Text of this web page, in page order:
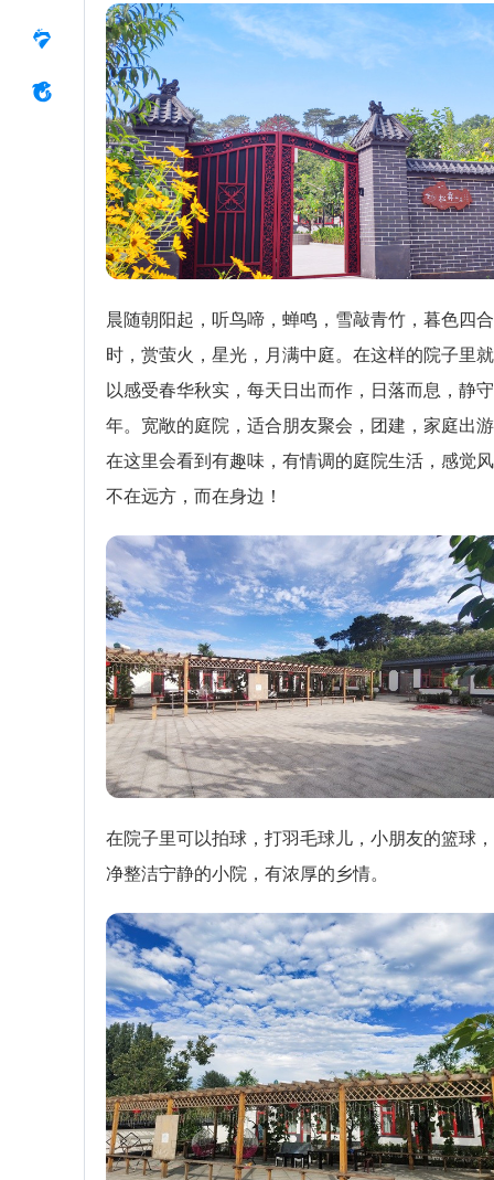
晨随朝阳起，听鸟啼，蝉鸣，雪敲青竹，暮色四合
时，赏萤火，星光，月满中庭。在这样的院子里
以感受春华秋实，每天日出而作，日落而息，静
年。宽敞的庭院，适合朋友聚会，团建，家庭出
在这里会看到有趣味，有情调的庭院生活，感觉
不在远方，而在身边！
在院子里可以拍球，打羽毛球儿，小朋友的篮球
净整洁宁静的小院，有浓厚的乡情。